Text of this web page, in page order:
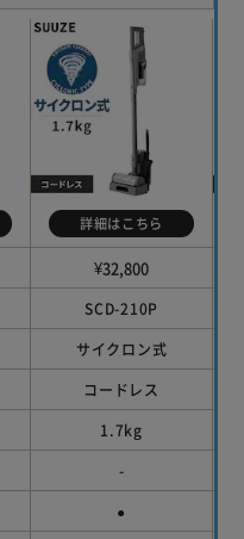
詳細はこちら
¥32,800
SCD-210P
サイクロン式
コードレス
1.7kg
-
●